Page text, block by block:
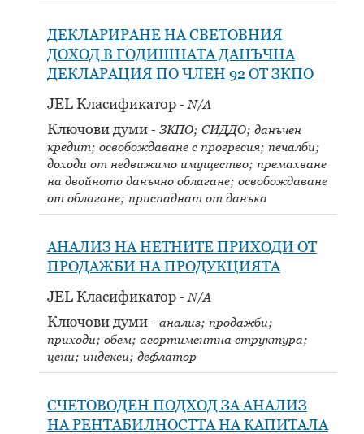
ДЕКЛАРИРАНЕ НА СВЕТОВНИЯ
ДОХОД В ГОДИШНАТА ДАНЪЧНА
ДЕКЛАРАЦИЯ ПО ЧЛЕН 92 ОТ ЗКПО
JEL Класификатор
N/A
Ключови думи
ЗКПО; СИДДО; данъчен
кредит; освобождаване с прогресия; печалби;
доходи от недвижимо имущество; премахване
на двойното данъчно облагане; освобождаване
от облагане; приспаднат от данъка
АНАЛИЗ НА НЕТНИТЕ ПРИХОДИ ОТ
ПРОДАЖБИ НА ПРОДУКЦИЯТА
JEL Класификатор
N/A
Ключови думи
анализ; продажби;
приходи; обем; асортиментна структура;
цени; индекси; дефлатор
СЧЕТОВОДЕН ПОДХОД ЗА АНАЛИЗ
НА РЕНТАБИЛНОСТТА НА КАПИТАЛА